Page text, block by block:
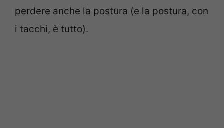
perdere anche la postura (e la postura, con
i tacchi, è tutto).